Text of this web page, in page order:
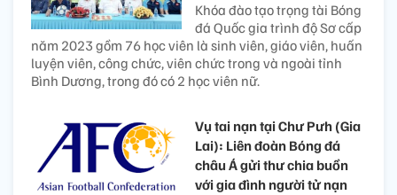
Khóa đào tạo trọng tài Bóng
đá Quốc gia trình độ Sơ cấp
năm 2023 gồm 76 học viên là sinh viên, giáo viên, huấn
luyện viên, công chức, viên chức trong và ngoài tỉnh
Bình Dương, trong đó có 2 học viên nữ.
Vụ tai nạn tại Chư Pưh (Gia
Lai): Liên đoàn Bóng đá
châu Á gửi thư chia buồn
với gia đình người tử nạn